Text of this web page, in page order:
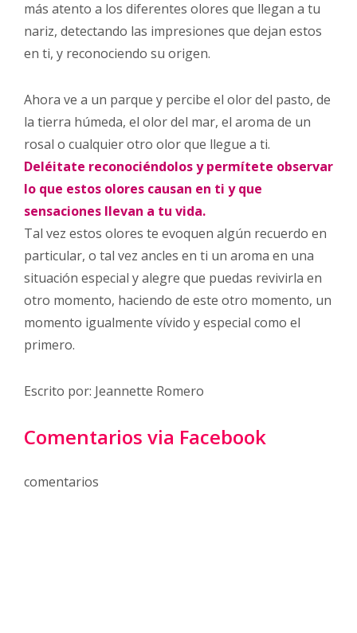
más atento a los diferentes olores que llegan a tu
nariz, detectando las impresiones que dejan estos
en ti, y reconociendo su origen.
Ahora ve a un parque y percibe el olor del pasto, de
la tierra húmeda, el olor del mar, el aroma de un
rosal o cualquier otro olor que llegue a ti.
Deléitate reconociéndolos y permítete observar
lo que estos olores causan en ti y que
sensaciones llevan a tu vida.
Tal vez estos olores te evoquen algún recuerdo en
particular, o tal vez ancles en ti un aroma en una
situación especial y alegre que puedas revivirla en
otro momento, haciendo de este otro momento, un
momento igualmente vívido y especial como el
primero.
Escrito por: Jeannette Romero
Comentarios via Facebook
comentarios